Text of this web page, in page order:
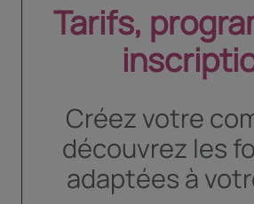
Tarifs,
Créez votre
découvrez les
adaptées à